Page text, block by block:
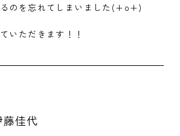
のを忘れてしまいました(+o+)
いただきます！！
藤佳代